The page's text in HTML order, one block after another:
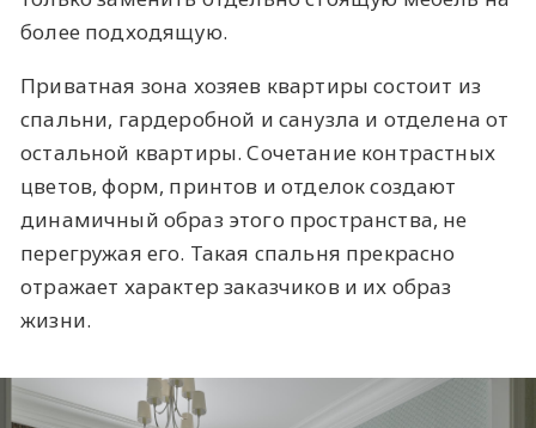
более подходящую.
Приватная зона хозяев квартиры состоит из
спальни, гардеробной и санузла и отделена от
остальной квартиры. Сочетание контрастных
цветов, форм, принтов и отделок создают
динамичный образ этого пространства, не
перегружая его. Такая спальня прекрасно
отражает характер заказчиков и их образ
жизни.